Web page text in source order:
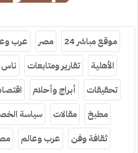
موقع مباشر 24 مصر عرب
الأهلية
تقارير ومتابعات ناس
تحقيقات
أبراج وأحلام
مطبخ
مقالات سياسة
ثقافة وفن
عرب وعالم